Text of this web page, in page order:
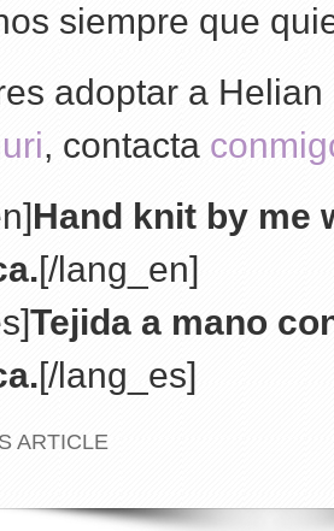
siempre que
adoptar a
, contacta
Hand knit by me
[/lang_en]
Tejida a mano
[/lang_es]
ARTICLE